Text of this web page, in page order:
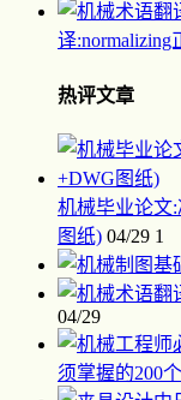
译:normalizing
热评文章
机械毕业论文
图纸) 04/29 1
04/29
须掌握的200